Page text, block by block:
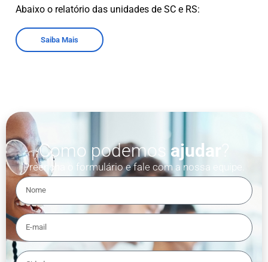
Abaixo o relatório das unidades de SC e RS:
Saiba Mais
Como podemos ajudar
Preencha o formulário e fale com a nossa equipe.